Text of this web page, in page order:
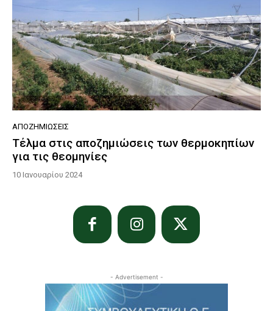
ΑΠΟΖΗΜΙΏΣΕΙΣ
Τέλμα στις αποζημιώσεις των θερμοκηπίων
για τις θεομηνίες
10 Ιανουαρίου 2024
- Advertisement -